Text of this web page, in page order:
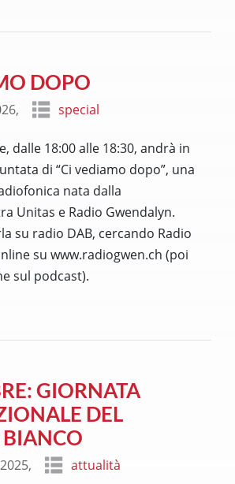
DOPO
special
dalle 18:00 alle 18:30, andrà in
di “Ci vediamo dopo”, una
nata dalla
Unitas e Radio Gwendalyn.
su radio DAB, cercando Radio
su www.radiogwen.ch (poi
sul podcast).
GIORNATA
DEL
BIANCO
attualità